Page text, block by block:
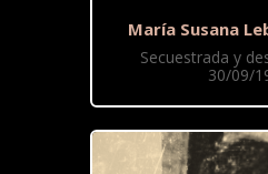
María Susana
Secuestrada y
30/09/